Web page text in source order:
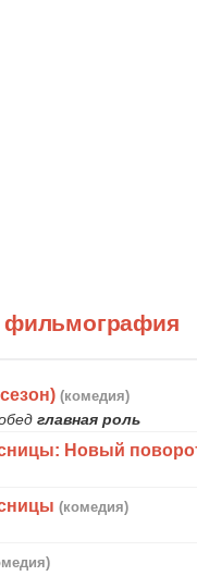
фильмография
(комедия)
главная роль
Новый
(комедия)